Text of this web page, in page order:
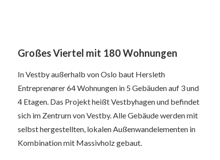
Großes Viertel mit 180 Wohnungen
In Vestby außerhalb von Oslo baut Hersleth
Entreprenører 64 Wohnungen in 5 Gebäuden auf 3 und
4 Etagen. Das Projekt heißt Vestbyhagen und befindet
sich im Zentrum von Vestby. Alle Gebäude werden mit
selbst hergestellten, lokalen Außenwandelementen in
Kombination mit Massivholz gebaut.